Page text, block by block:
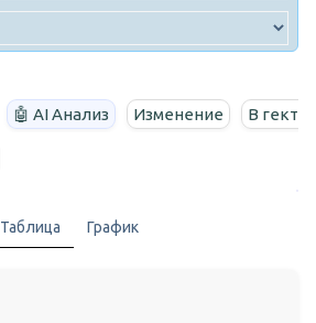
🤖 AI Анализ Изменение В
Таблица График